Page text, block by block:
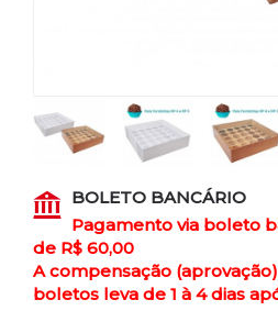
BOLETO BANCÁRIO
Pagamento via boleto
de R$ 60,00
A compensação
boletos leva de 1 à 4 dias